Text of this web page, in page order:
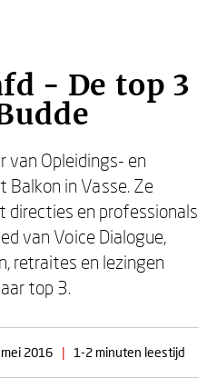
- De top 3
van Opleidings- en
in Vasse. Ze
directies en professionals
van Voice Dialogue,
retraites en lezingen
top 3.
2016 | 1-2 minuten leestijd